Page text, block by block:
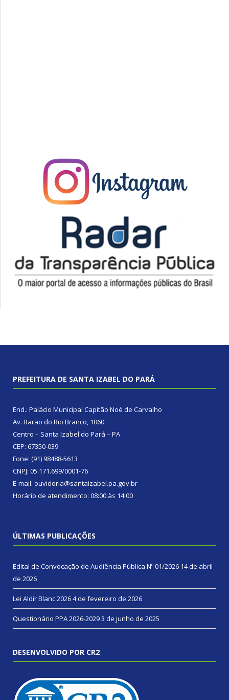
PREFEITURA DE SANTA IZABEL DO PARÁ
End.: Palácio Municipal Capitão Noé de Carvalho
Av. Barão do Rio Branco, 1060
Centro – Santa Izabel do Pará – PA
CEP: 67350-039
Fone: (91) 98488-5613
CNPJ: 05.171.699/0001-76
E-mail: ouvidoria@santaizabel.pa.gov.br
Horário de atendimento: 08:00 às 14:00
ÚLTIMAS PUBLICAÇÕES
Edital de Convocação de Audiência Pública Nº 01/2026 14 de abril
de 2026
Lei Aldir Blanc 20264 de fevereiro de 2026
Questionário PPA 2026-20293 de junho de 2025
DESENVOLVIDO POR CR2